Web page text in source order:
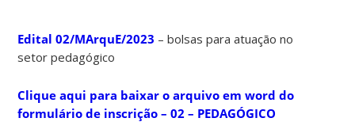
Edital 02/MArquE/2023 – bolsas para atuação no
setor pedagógico
Clique aqui para baixar o arquivo em word do
formulário de inscrição – 02 – PEDAGÓGICO